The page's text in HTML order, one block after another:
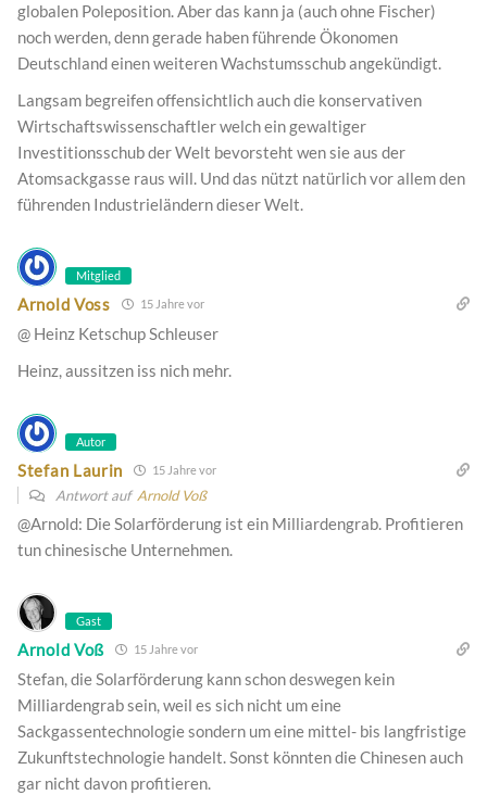
globalen Poleposition. Aber das kann ja (auch ohne Fischer)
noch werden, denn gerade haben führende Ökonomen
Deutschland einen weiteren Wachstumsschub angekündigt.
Langsam begreifen offensichtlich auch die konservativen
Wirtschaftswissenschaftler welch ein gewaltiger
Investitionsschub der Welt bevorsteht wen sie aus der
Atomsackgasse raus will. Und das nützt natürlich vor allem den
führenden Industrieländern dieser Welt.
Mitglied
Arnold Voss 15 Jahre vor
@ Heinz Ketschup Schleuser
Heinz, aussitzen iss nich mehr.
Autor
Stefan Laurin 15 Jahre vor
Antwort auf Arnold Voß
@Arnold: Die Solarförderung ist ein Milliardengrab. Profitieren
tun chinesische Unternehmen.
Gast
Arnold Voß 15 Jahre vor
Stefan, die Solarförderung kann schon deswegen kein
Milliardengrab sein, weil es sich nicht um eine
Sackgassentechnologie sondern um eine mittel- bis langfristige
Zukunftstechnologie handelt. Sonst könnten die Chinesen auch
gar nicht davon profitieren.